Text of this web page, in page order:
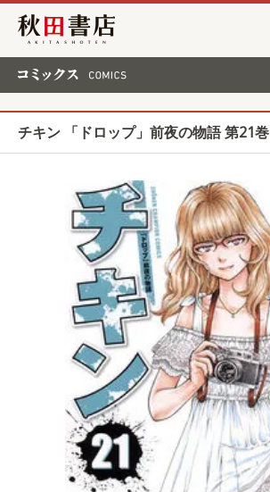
秋田書店
チキン 「ドロップ」前夜の物語 第21巻